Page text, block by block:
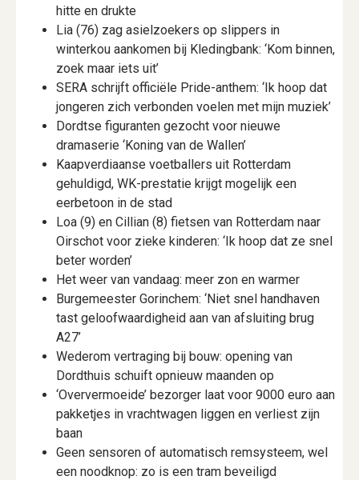
hitte en drukte
Lia (76) zag asielzoekers op slippers in
winterkou aankomen bij Kledingbank: ‘Kom binnen,
zoek maar iets uit’
SERA schrijft officiële Pride-anthem: ‘Ik hoop dat
jongeren zich verbonden voelen met mijn muziek’
Dordtse figuranten gezocht voor nieuwe
dramaserie ‘Koning van de Wallen’
Kaapverdiaanse voetballers uit Rotterdam
gehuldigd, WK-prestatie krijgt mogelijk een
eerbetoon in de stad
Loa (9) en Cillian (8) fietsen van Rotterdam naar
Oirschot voor zieke kinderen: ‘Ik hoop dat ze snel
beter worden’
Het weer van vandaag: meer zon en warmer
Burgemeester Gorinchem: ‘Niet snel handhaven
tast geloofwaardigheid aan van afsluiting brug
A27’
Wederom vertraging bij bouw: opening van
Dordthuis schuift opnieuw maanden op
‘Oververmoeide’ bezorger laat voor 9000 euro aan
pakketjes in vrachtwagen liggen en verliest zijn
baan
Geen sensoren of automatisch remsysteem, wel
een noodknop: zo is een tram beveiligd